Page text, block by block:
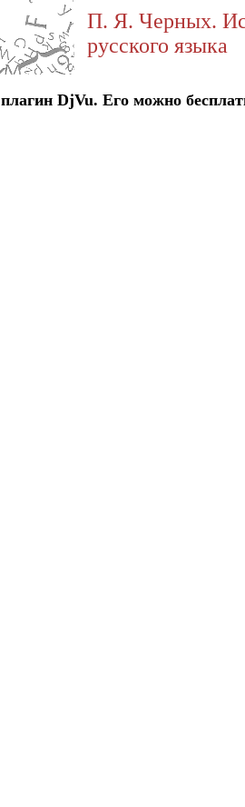
П. Я. Черных.
русского языка
DjVu. Его можно